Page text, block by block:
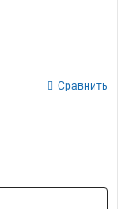
Сравнить